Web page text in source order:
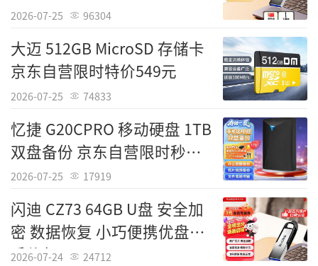
责任编辑：IT国度
元
2026-07-25 96304
大迈 512GB MicroSD 存储卡
京东自营限时特价549元
2026-07-25 74833
忆捷 G20CPRO 移动硬盘 1TB
双盘备份 京东自营限时秒杀
266元
2026-07-25 17919
闪迪 CZ73 64GB U盘 安全加
密 数据恢复 小巧便携优盘到
手价仅54.8元
2026-07-24 24712